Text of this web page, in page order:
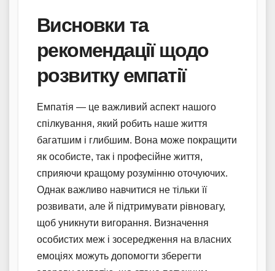
Висновки та
рекомендації щодо
розвитку емпатії
Емпатія — це важливий аспект нашого
спілкування, який робить наше життя
багатшим і глибшим. Вона може покращити
як особисте, так і професійне життя,
сприяючи кращому розумінню оточуючих.
Однак важливо навчитися не тільки її
розвивати, але й підтримувати рівновагу,
щоб уникнути вигорання. Визначення
особистих меж і зосередження на власних
емоціях можуть допомогти зберегти